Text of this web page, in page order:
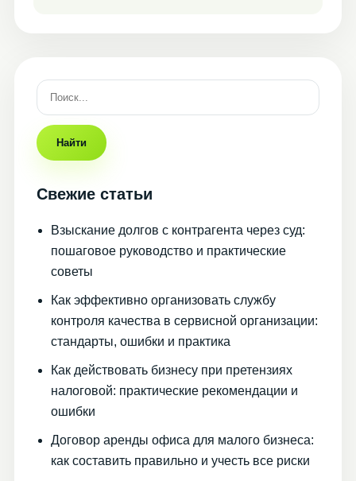
Найти
Свежие статьи
Взыскание долгов с контрагента через суд:
пошаговое руководство и практические
советы
Как эффективно организовать службу
контроля качества в сервисной организации:
стандарты, ошибки и практика
Как действовать бизнесу при претензиях
налоговой: практические рекомендации и
ошибки
Договор аренды офиса для малого бизнеса:
как составить правильно и учесть все риски